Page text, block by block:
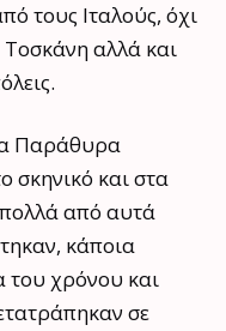
τους Ιταλούς, όχι
αλλά και
Παράθυρα
σκηνικό και στα
πολλά από αυτά
κάποια
χρόνου και
σε